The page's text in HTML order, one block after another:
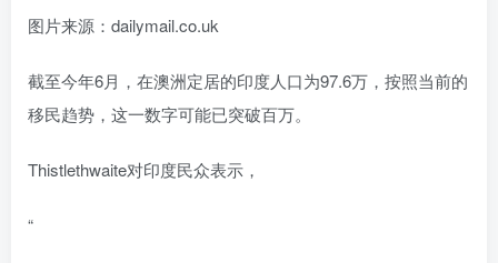
图片来源：dailymail.co.uk
截至今年6月，在澳洲定居的印度人口为97.6万，按照当前的
移民趋势，这一数字可能已突破百万。
Thistlethwaite对印度民众表示，
“